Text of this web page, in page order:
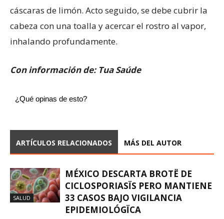
cáscaras de limón. Acto seguido, se debe cubrir la
cabeza con una toalla y acercar el rostro al vapor,
inhalando profundamente.
Con información de: Tua Saúde
¿Qué opinas de esto?
ARTÍCULOS RELACIONADOS MÁS DEL AUTOR
SALUD
MÉXICO DESCARTA BROTË DE
CICLOSPORIASÏS PERO MANTIENE
33 CASOS BAJO VIGILANCIA
EPIDEMIOLÓGÏCA